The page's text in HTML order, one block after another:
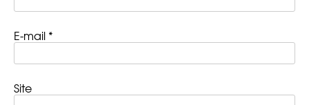
E-mail *
Site